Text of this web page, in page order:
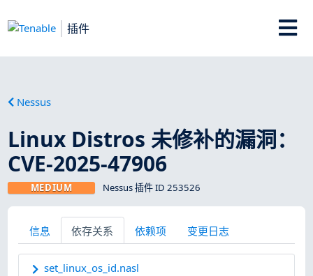
插件
Nessus
Linux Distros 未修补的漏洞：
CVE-2025-47906
MEDIUM Nessus 插件 ID 253526
信息 依存关系 依赖项 变更日志
set_linux_os_id.nasl